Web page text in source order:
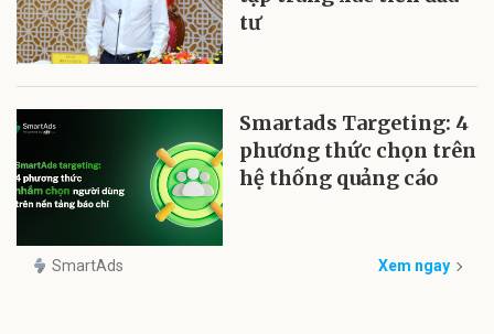
tư
Smartads Targeting: 4
phương thức chọn trên
hệ thống quảng cáo
SmartAds Xem ngay